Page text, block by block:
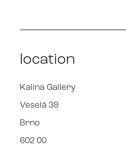
location
Kalina Gallery
Veselá 39
Brno
602 00